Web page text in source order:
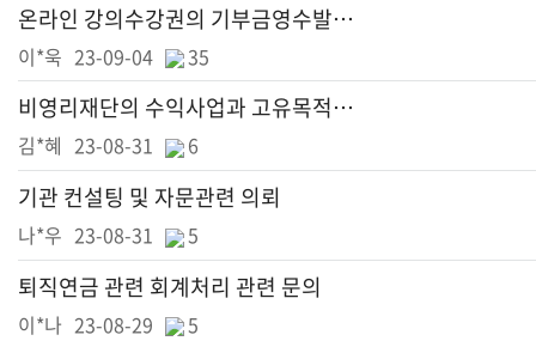
온라인 강의수강권의 기부금영수발행 가능여부
이*욱 23-09-04 35
비영리재단의 수익사업과 고유목적사업 관련 질의
김*혜 23-08-31 6
기관 컨설팅 및 자문관련 의뢰
나*우 23-08-31 5
퇴직연금 관련 회계처리 관련 문의
이*나 23-08-29 5